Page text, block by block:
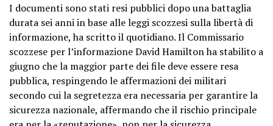
I documenti sono stati resi pubblici dopo una battaglia
durata sei anni in base alle leggi scozzesi sulla libertà di
informazione, ha scritto il quotidiano. Il Commissario
scozzese per l’informazione David Hamilton ha stabilito a
giugno che la maggior parte dei file deve essere resa
pubblica, respingendo le affermazioni dei militari
secondo cui la segretezza era necessaria per garantire la
sicurezza nazionale, affermando che il rischio principale